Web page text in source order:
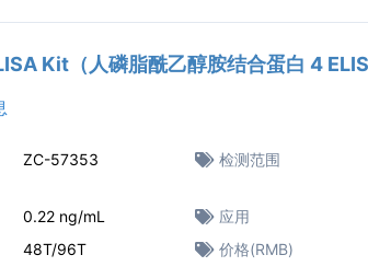
Kit（人磷脂酰乙醇胺结合蛋白 4
ZC-57353 检测范围
0.22 ng/mL 应用
48T/96T 价格(RMB)